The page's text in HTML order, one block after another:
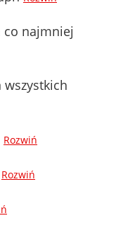
co najmniej
Rozwiń
Rozwiń